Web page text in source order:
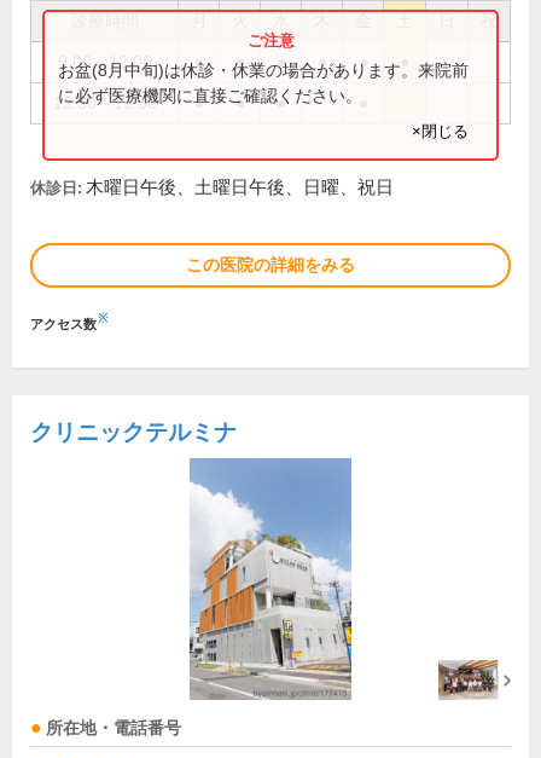
祝
9:00～12:00 ● ● ● ● ●
13:30～16:30 ● ● ●
お盆(8月中旬)は休診・休業の場合があります。来院前
に必ず医療機関に直接ご確認ください。
×閉じる
休診日: 木曜日午後、土曜日午後、日曜、祝日
この医院の詳細をみる
アクセス数※
クリニックテルミナ
所在地・電話番号